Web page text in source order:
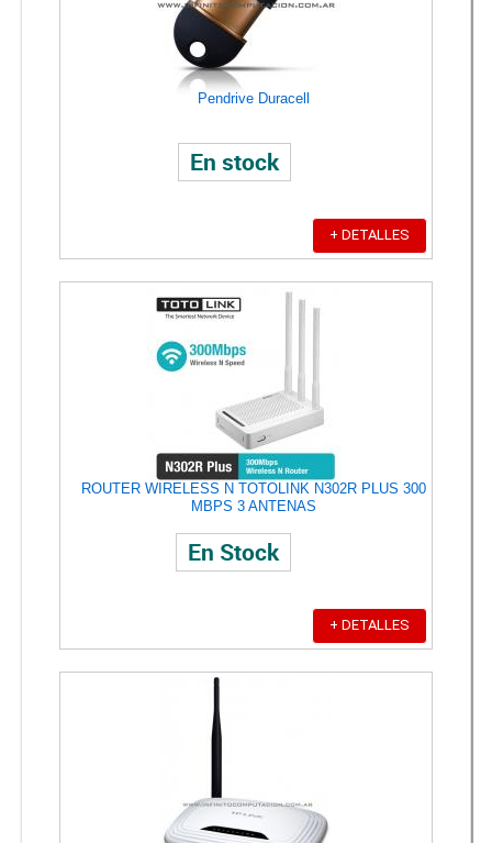
Pendrive Duracell
En stock
+ DETALLES
ROUTER WIRELESS N TOTOLINK N302R PLUS 300
MBPS 3 ANTENAS
En Stock
+ DETALLES